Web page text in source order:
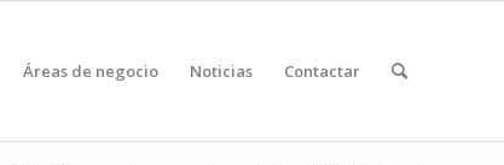
Áreas de negocio Noticias Contactar